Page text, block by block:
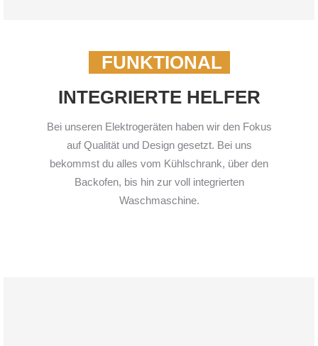
FUNKTIONAL
INTEGRIERTE HELFER
Bei unseren Elektrogeräten haben wir den Fokus
auf Qualität und Design gesetzt. Bei uns
bekommst du alles vom Kühlschrank, über den
Backofen, bis hin zur voll integrierten
Waschmaschine.